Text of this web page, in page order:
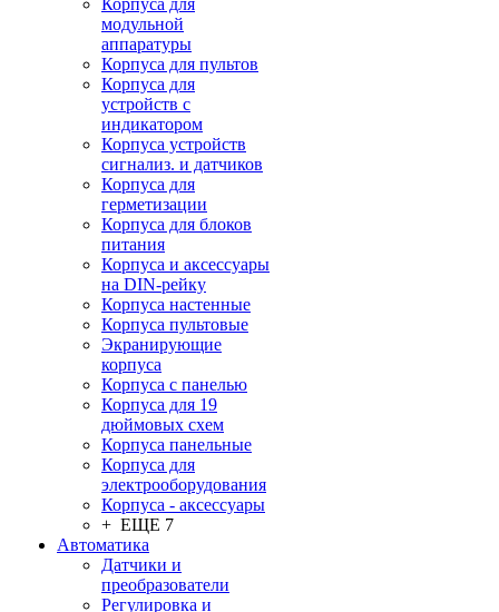
Корпуса для
модульной
аппаратуры
Корпуса для пультов
Корпуса для
устройств с
индикатором
Корпуса устройств
сигнализ. и датчиков
Корпуса для
герметизации
Корпуса для блоков
питания
Корпуса и аксессуары
на DIN-рейку
Корпуса настенные
Корпуса пультовые
Экранирующие
корпуса
Корпуса с панелью
Корпуса для 19
дюймовых схем
Корпуса панельные
Корпуса для
электрооборудования
Корпуса - аксессуары
+ ЕЩЕ 7
Автоматика
Датчики и
преобразователи
Регулировка и